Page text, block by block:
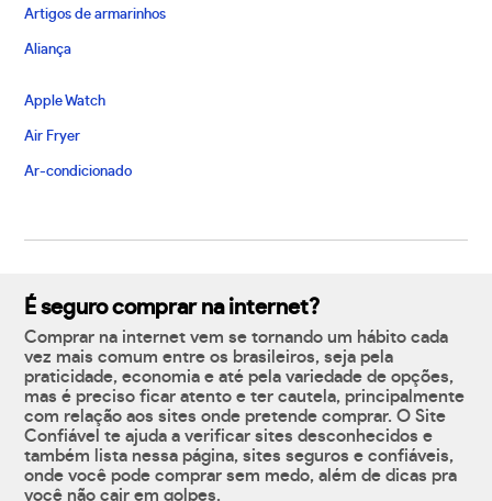
Artigos de armarinhos
Aliança
Apple Watch
Air Fryer
Ar-condicionado
É seguro comprar na internet?
Comprar na internet vem se tornando um hábito cada
vez mais comum entre os brasileiros, seja pela
praticidade, economia e até pela variedade de opções,
mas é preciso ficar atento e ter cautela, principalmente
com relação aos sites onde pretende comprar. O Site
Confiável te ajuda a verificar sites desconhecidos e
também lista nessa página, sites seguros e confiáveis,
onde você pode comprar sem medo, além de dicas pra
você não cair em golpes.